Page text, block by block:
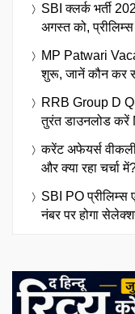
SBI क्लर्क भर्ती
अगस्त को, प्रीलिम्स
MP Patwari
शुरू, जानें कौन कर
RRB Group D
तुरंत डाउनलोड
करेंट अफेयर्स
और क्या रहा चर्चा
SBI PO
नंबर पर होगा